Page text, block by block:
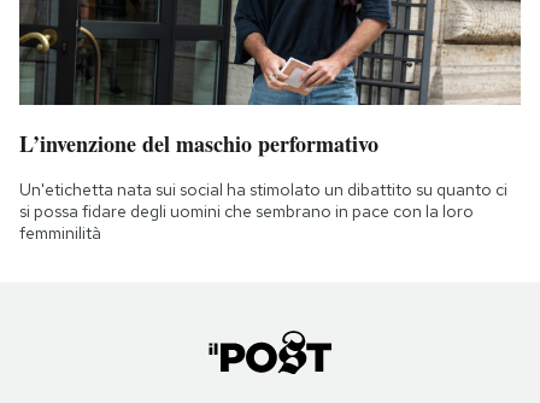
L’invenzione del maschio performativo
Un'etichetta nata sui social ha stimolato un dibattito su quanto ci
si possa fidare degli uomini che sembrano in pace con la loro
femminilità